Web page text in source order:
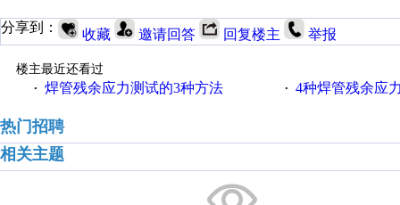
分享到： 收藏 邀请回答 回复楼主 举报
楼主最近还看过
· 焊管残余应力测试的3种方法 · 4种焊管残余应
热门招聘
相关主题